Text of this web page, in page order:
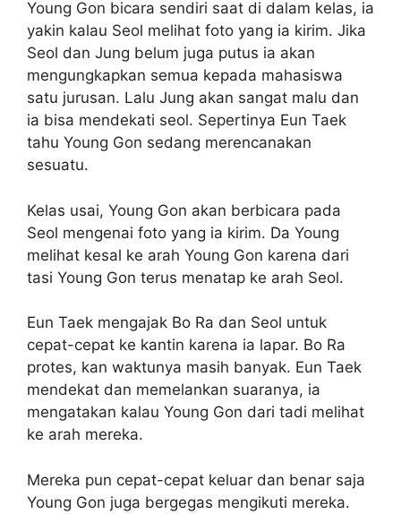
Young Gon bicara sendiri saat di dalam kelas, ia
yakin kalau Seol melihat foto yang ia kirim. Jika
Seol dan Jung belum juga putus ia akan
mengungkapkan semua kepada mahasiswa
satu jurusan. Lalu Jung akan sangat malu dan
ia bisa mendekati seol. Sepertinya Eun Taek
tahu Young Gon sedang merencanakan
sesuatu.
Kelas usai, Young Gon akan berbicara pada
Seol mengenai foto yang ia kirim. Da Young
melihat kesal ke arah Young Gon karena dari
tasi Young Gon terus menatap ke arah Seol.
Eun Taek mengajak Bo Ra dan Seol untuk
cepat-cepat ke kantin karena ia lapar. Bo Ra
protes, kan waktunya masih banyak. Eun Taek
mendekat dan memelankan suaranya, ia
mengatakan kalau Young Gon dari tadi melihat
ke arah mereka.
Mereka pun cepat-cepat keluar dan benar saja
Young Gon juga bergegas mengikuti mereka.